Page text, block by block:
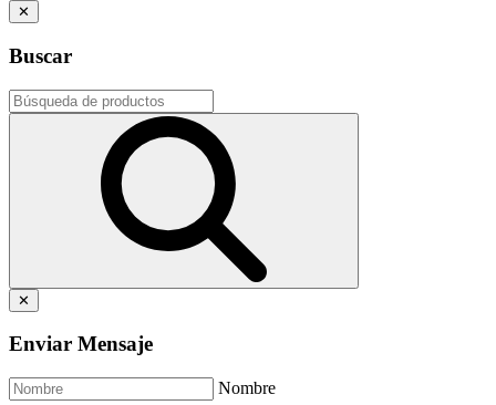
✕
Buscar
✕
Enviar Mensaje
Nombre